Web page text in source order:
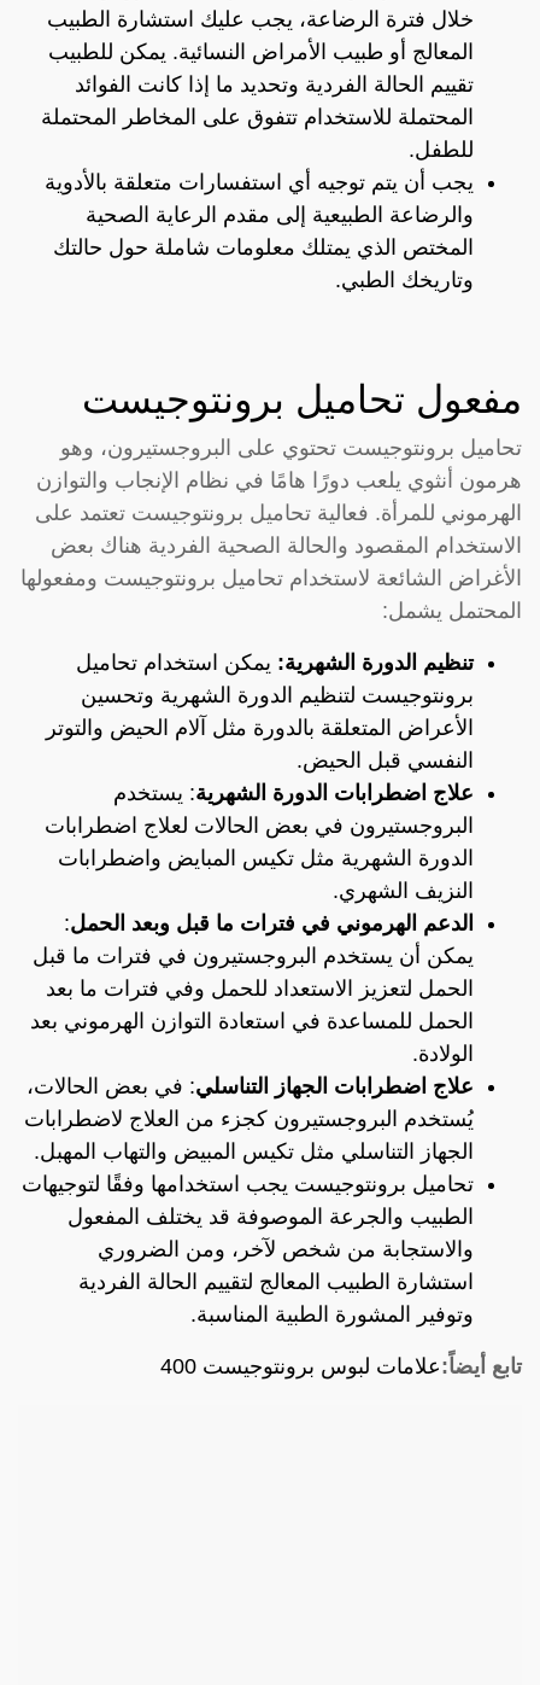
خلال فترة الرضاعة، يجب عليك استشارة الطبيب
المعالج أو طبيب الأمراض النسائية. يمكن للطبيب
تقييم الحالة الفردية وتحديد ما إذا كانت الفوائد
المحتملة للاستخدام تتفوق على المخاطر المحتملة
للطفل.
يجب أن يتم توجيه أي استفسارات متعلقة بالأدوية
والرضاعة الطبيعية إلى مقدم الرعاية الصحية
المختص الذي يمتلك معلومات شاملة حول حالتك
وتاريخك الطبي.
مفعول تحاميل برونتوجيست
تحاميل برونتوجيست تحتوي على البروجستيرون، وهو
هرمون أنثوي يلعب دورًا هامًا في نظام الإنجاب والتوازن
الهرموني للمرأة. فعالية تحاميل برونتوجيست تعتمد على
الاستخدام المقصود والحالة الصحية الفردية هناك بعض
الأغراض الشائعة لاستخدام تحاميل برونتوجيست ومفعولها
المحتمل يشمل:
تنظيم الدورة الشهرية: يمكن استخدام تحاميل
برونتوجيست لتنظيم الدورة الشهرية وتحسين
الأعراض المتعلقة بالدورة مثل آلام الحيض والتوتر
النفسي قبل الحيض.
علاج اضطرابات الدورة الشهرية: يستخدم
البروجستيرون في بعض الحالات لعلاج اضطرابات
الدورة الشهرية مثل تكيس المبايض واضطرابات
النزيف الشهري.
الدعم الهرموني في فترات ما قبل وبعد الحمل:
يمكن أن يستخدم البروجستيرون في فترات ما قبل
الحمل لتعزيز الاستعداد للحمل وفي فترات ما بعد
الحمل للمساعدة في استعادة التوازن الهرموني بعد
الولادة.
علاج اضطرابات الجهاز التناسلي: في بعض الحالات،
يُستخدم البروجستيرون كجزء من العلاج لاضطرابات
الجهاز التناسلي مثل تكيس المبيض والتهاب المهبل.
تحاميل برونتوجيست يجب استخدامها وفقًا لتوجيهات
الطبيب والجرعة الموصوفة قد يختلف المفعول
والاستجابة من شخص لآخر، ومن الضروري
استشارة الطبيب المعالج لتقييم الحالة الفردية
وتوفير المشورة الطبية المناسبة.
تابع أيضاً:علامات لبوس برونتوجيست 400